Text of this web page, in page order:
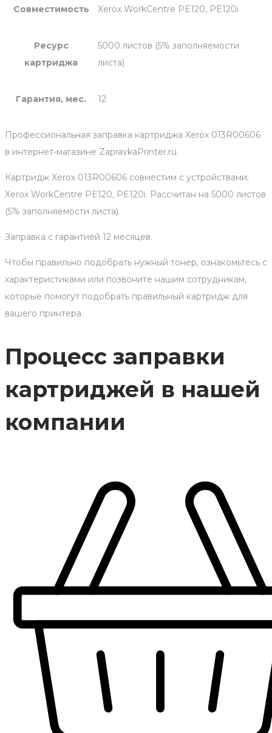
Совместимость Xerox WorkCentre PE120, PE120i
Ресурс
картриджа
5000 листов (5% заполняемости
листа)
Гарантия, мес. 12
Профессиональная заправка картриджа Xerox 013R00606
в интернет-магазине ZapravkaPrinter.ru.
Картридж Xerox 013R00606 совместим с устройствами:
Xerox WorkCentre PE120, PE120i. Рассчитан на 5000 листов
(5% заполняемости листа).
Заправка с гарантией 12 месяцев.
Чтобы правильно подобрать нужный тонер, ознакомьтесь с
характеристиками или позвоните нашим сотрудникам,
которые помогут подобрать правильный картридж для
вашего принтера.
Процесс заправки
картриджей в нашей
компании